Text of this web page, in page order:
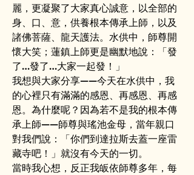
麗，更凝聚了大家真心誠意，以全部的
身、口、意，供養根本傳承上師，以及
諸佛菩薩、龍天護法。水供中，師尊開
懷大笑；蓮鎮上師更是幽默地說：「發
了…發了…大家一起發！」
我想與大家分享——今天在水供中，我
的心裡只有滿滿的感恩、再感恩、再感
恩。為什麼呢？因為若不是我的根本傳
承上師——師尊與瑤池金母，當年親口
對我們說：「你們到達拉斯去蓋一座雷
藏寺吧！」就沒有今天的一切。
當時我心想，反正我皈依師尊多年，每